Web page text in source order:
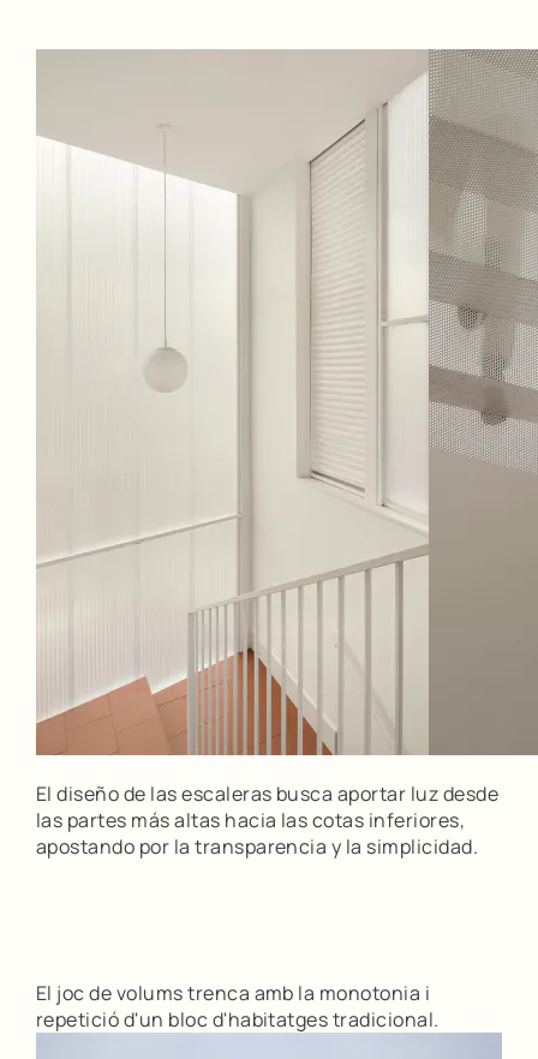
El diseño de las escaleras busca aportar luz desde
las partes más altas hacia las cotas inferiores,
apostando por la transparencia y la simplicidad.
El joc de volums trenca amb la monotonia i
repetició d'un bloc d'habitatges tradicional.